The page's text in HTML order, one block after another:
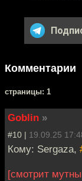
Комментарии
cтраницы: 1
Goblin »
#10 | 19.09.25
Кому: Sergaza,
[смотрит